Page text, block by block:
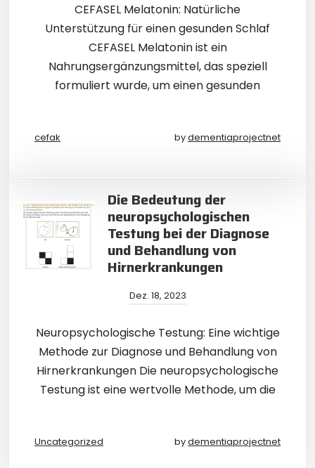
CEFASEL Melatonin: Natürliche
Unterstützung für einen gesunden Schlaf
CEFASEL Melatonin ist ein
Nahrungsergänzungsmittel, das speziell
formuliert wurde, um einen gesunden
cefak bydementiaprojectnet
Die Bedeutung der
neuropsychologischen
Testung bei der Diagnose
und Behandlung von
Hirnerkrankungen
Dez. 18, 2023
Neuropsychologische Testung: Eine wichtige
Methode zur Diagnose und Behandlung von
Hirnerkrankungen Die neuropsychologische
Testung ist eine wertvolle Methode, um die
Uncategorized bydementiaprojectnet